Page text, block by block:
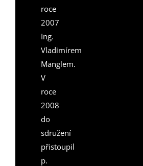
roce
2007
Ing.
Vladimírem
Manglem.
V
roce
2008
do
sdružení
přistoupil
p.